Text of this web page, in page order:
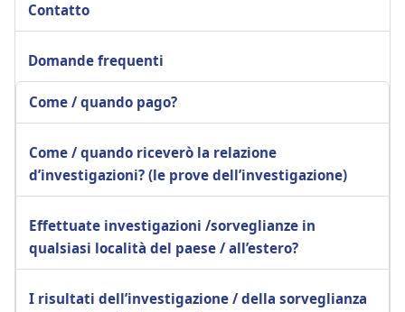
Contatto
Domande frequenti
Come / quando pago?
Come / quando riceverò la relazione
d’investigazioni? (le prove dell’investigazione)
Effettuate investigazioni /sorveglianze in
qualsiasi località del paese / all’estero?
I risultati dell’investigazione / della sorveglianza